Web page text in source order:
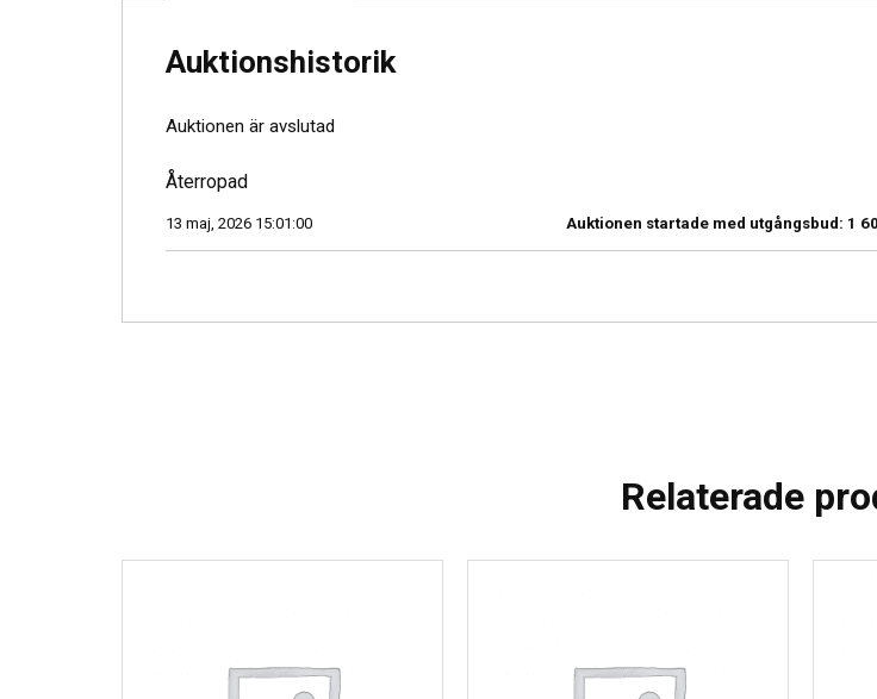
Auktionshistorik
Auktionen är avslutad
Återropad
13 maj, 2026 15:01:00 Auktionen startade med utgångsbud: 1
Relaterade